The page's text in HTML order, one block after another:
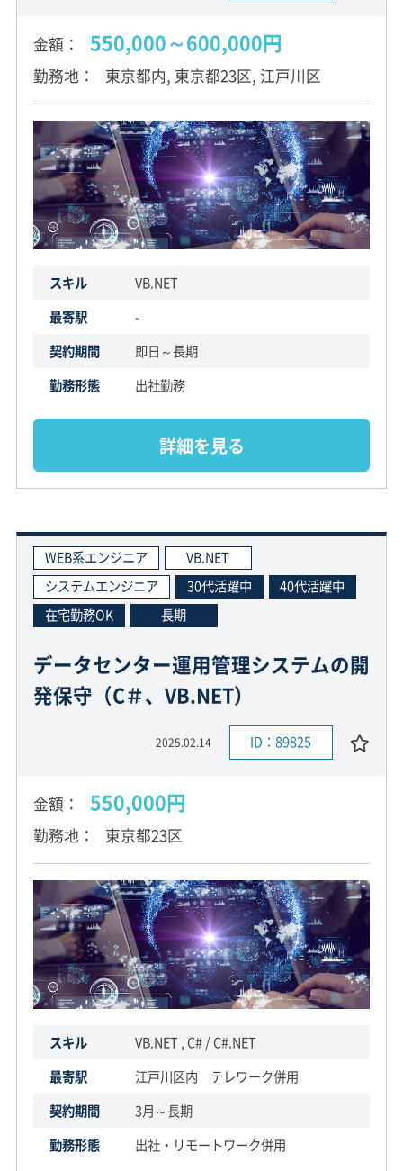
金額 550,000～600,000円
勤務地 東京都内, 東京都23区, 江戸川区
スキル
VB.NET
最寄駅
-
契約期間
即日～長期
勤務形態
出社勤務
詳細を見る
WEB系エンジニア
VB.NET
システムエンジニア
30代活躍中
40代活躍中
在宅勤務OK
長期
データセンター運用管理システムの開
発保守（C＃、VB.NET）
2025.02.14 ID：89825
金額 550,000円
勤務地 東京都23区
スキル
VB.NET , C# / C#.NET
最寄駅
江戸川区内 テレワーク併用
契約期間
3月～長期
勤務形態
出社・リモートワーク併用